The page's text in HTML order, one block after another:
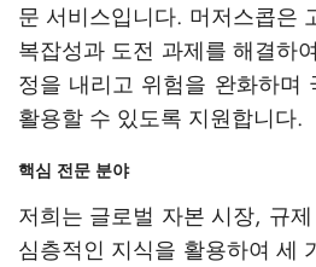
문 서비스입니다. 머저스콥은
복잡성과 도전 과제를 해결하
정을 내리고 위험을 완화하며
활용할 수 있도록 지원합니다.
핵심 전문 분야
저희는 글로벌 자본 시장, 규
심층적인 지식을 활용하여 세